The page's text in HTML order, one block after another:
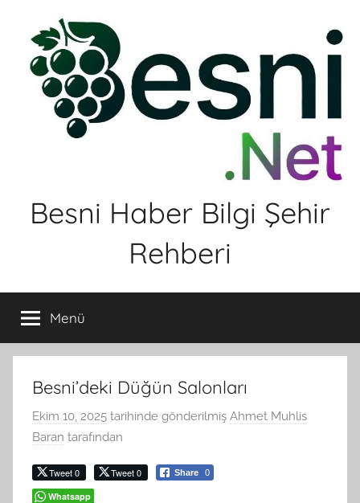
Besni Haber Bilgi Şehir
Rehberi
Menü
Besni’deki Düğün Salonları
Ekim 10, 2025 tarihinde gönderilmiş Ahmet Muhlis
Baran tarafından
Tweet 0 Tweet 0 Share 0
Whatsapp